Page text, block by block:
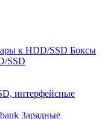
Боксы
SSD
интерфейсные
Зарядные